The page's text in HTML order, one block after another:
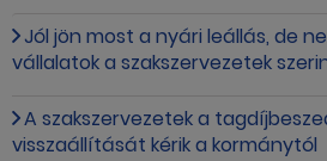
Jól jön most a nyári leállás, de
vállalatok a szakszervezetek
A szakszervezetek a
visszaállítását kérik a kormánytól